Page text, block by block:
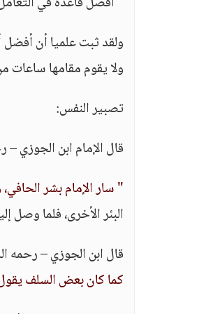
ولقد ثبت علميا أن أفضل
ولا يقوم مقامها ساعات
تصبير النفس:
قال الإمام ابن الجوزي –
" سار الإمام بشر
البئر الأخرى، فلما وصل
قال ابن الجوزي – رحمه
كما كان بعض السلف